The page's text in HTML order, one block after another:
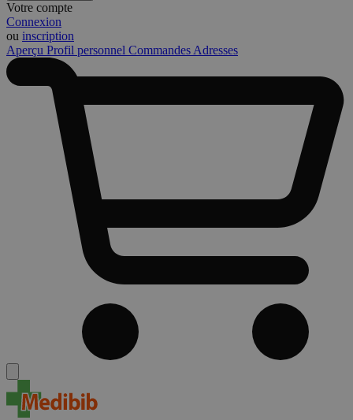
Votre compte
Connexion
ou inscription
Aperçu Profil personnel Commandes Adresses